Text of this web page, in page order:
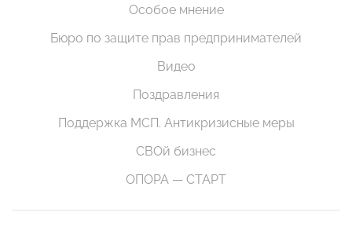
Особое мнение
Бюро по защите прав предпринимателей
Видео
Поздравления
Поддержка МСП. Антикризисные меры
СВОй бизнес
ОПОРА — СТАРТ